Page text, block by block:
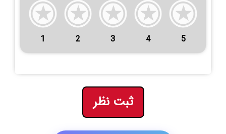
1 2 3 4 5
ثبت نظر